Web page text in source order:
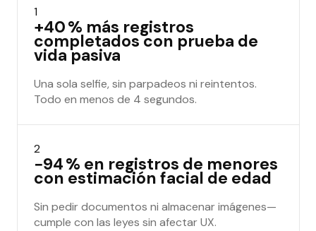
1
+40 % más registros
completados con prueba de
vida pasiva
Una sola selfie, sin parpadeos ni reintentos.
Todo en menos de 4 segundos.
2
−94 % en registros de menores
con estimación facial de edad
Sin pedir documentos ni almacenar imágenes—
cumple con las leyes sin afectar UX.